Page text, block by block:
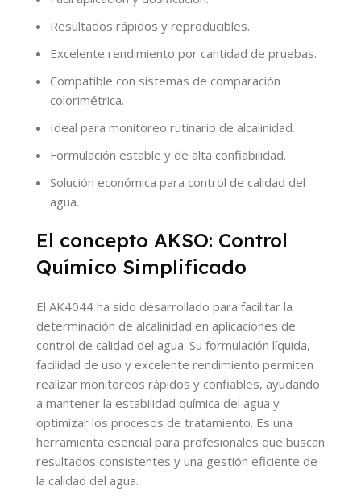
Resultados rápidos y reproducibles.
Excelente rendimiento por cantidad de pruebas.
Compatible con sistemas de comparación
colorimétrica.
Ideal para monitoreo rutinario de alcalinidad.
Formulación estable y de alta confiabilidad.
Solución económica para control de calidad del
agua.
El concepto AKSO: Control
Químico Simplificado
El AK4044 ha sido desarrollado para facilitar la
determinación de alcalinidad en aplicaciones de
control de calidad del agua. Su formulación líquida,
facilidad de uso y excelente rendimiento permiten
realizar monitoreos rápidos y confiables, ayudando
a mantener la estabilidad química del agua y
optimizar los procesos de tratamiento. Es una
herramienta esencial para profesionales que buscan
resultados consistentes y una gestión eficiente de
la calidad del agua.